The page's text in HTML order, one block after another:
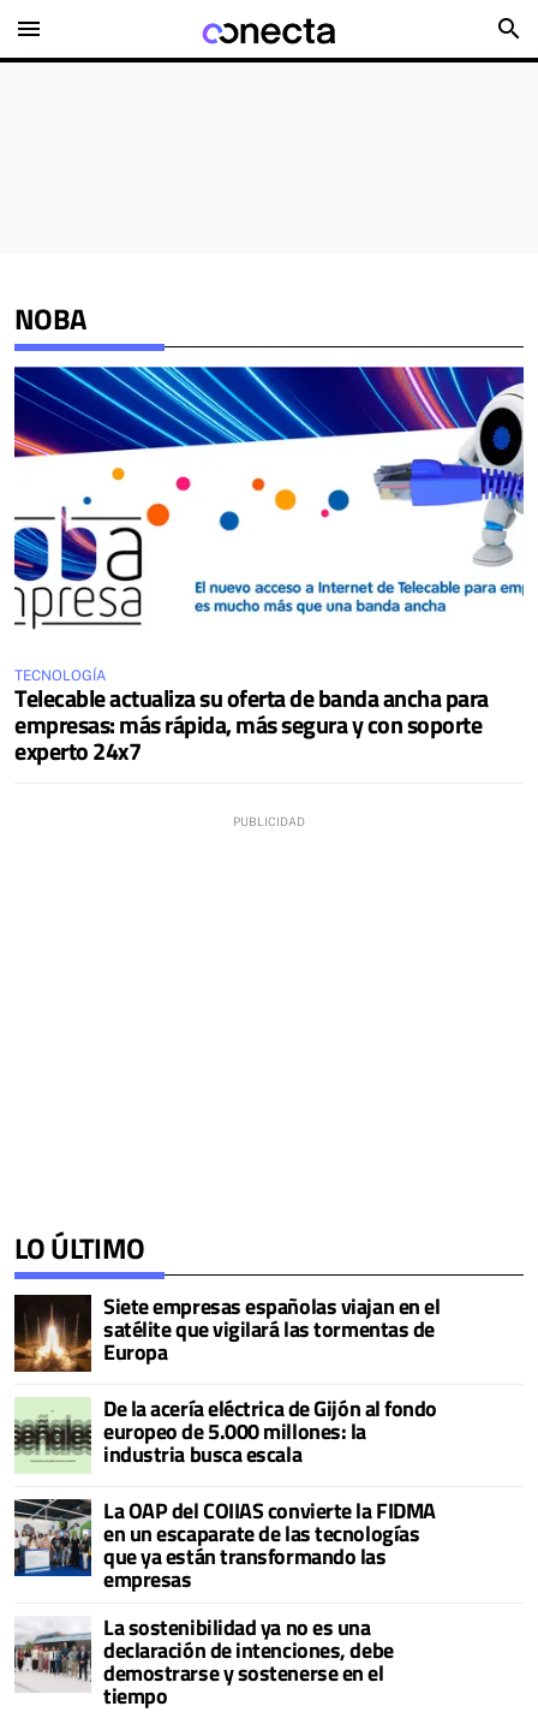
menu search
NOBA
TECNOLOGÍA
Telecable actualiza su oferta de banda ancha para
empresas: más rápida, más segura y con soporte
experto 24x7
LO ÚLTIMO
Siete empresas españolas viajan en el
satélite que vigilará las tormentas de
Europa
De la acería eléctrica de Gijón al fondo
europeo de 5.000 millones: la
industria busca escala
La OAP del COIIAS convierte la FIDMA
en un escaparate de las tecnologías
que ya están transformando las
empresas
La sostenibilidad ya no es una
declaración de intenciones, debe
demostrarse y sostenerse en el
tiempo